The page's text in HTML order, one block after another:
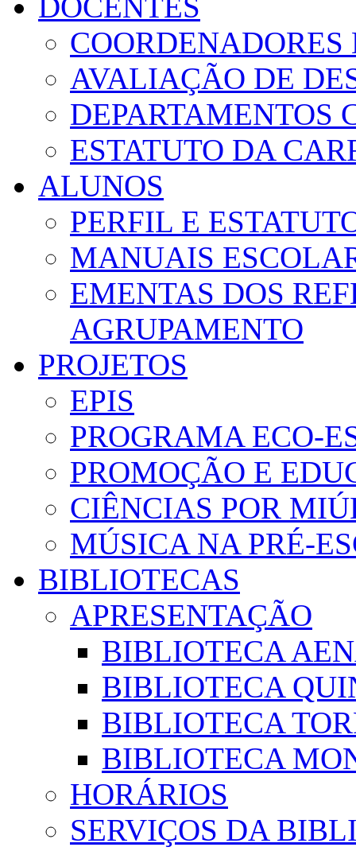
AVALIAÇÃO DE
DEPARTAMENTOS
ESTATUTO DA
ALUNOS
PERFIL E
MANUAIS
EMENTAS DOS
AGRUPAMENTO
PROJETOS
EPIS
PROGRAMA ECO-
PROMOÇÃO E
CIÊNCIAS POR
MÚSICA NA PRÉ-
BIBLIOTECAS
APRESENTAÇÃO
BIBLIOTECA
BIBLIOTECA
BIBLIOTECA
BIBLIOTECA
HORÁRIOS
SERVIÇOS DA